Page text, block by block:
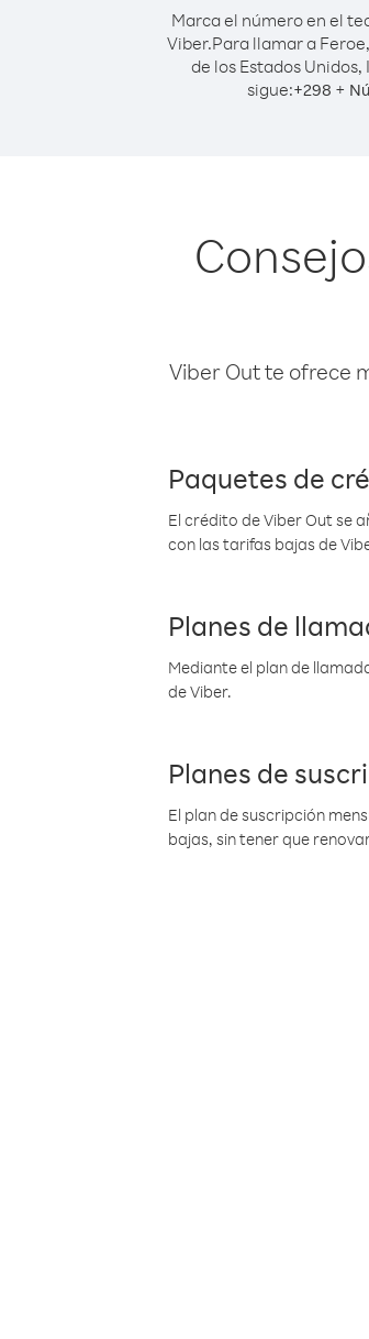
Marca el número en el
Viber.Para llamar a
de los Estados
sigue:+298 +
Viber Out te ofrece
Paquetes de
El crédito de Viber Out se
con las tarifas bajas de
Planes de
Mediante el plan de
de Viber.
Planes de
El plan de suscripción
bajas, sin tener que